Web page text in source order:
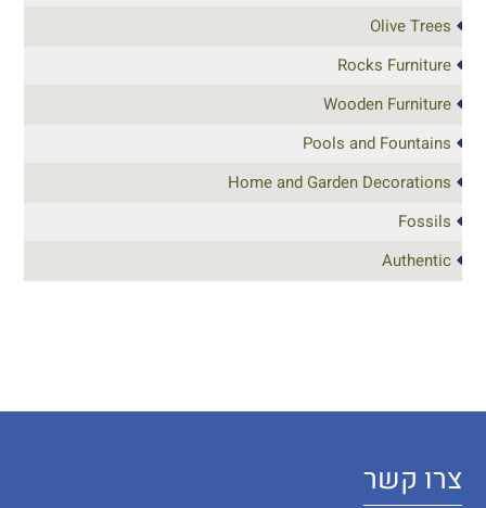
Olive Trees
Rocks Furniture
Wooden Furniture
Pools and Fountains
Home and Garden Decorations
Fossils
Authentic
צרו קשר